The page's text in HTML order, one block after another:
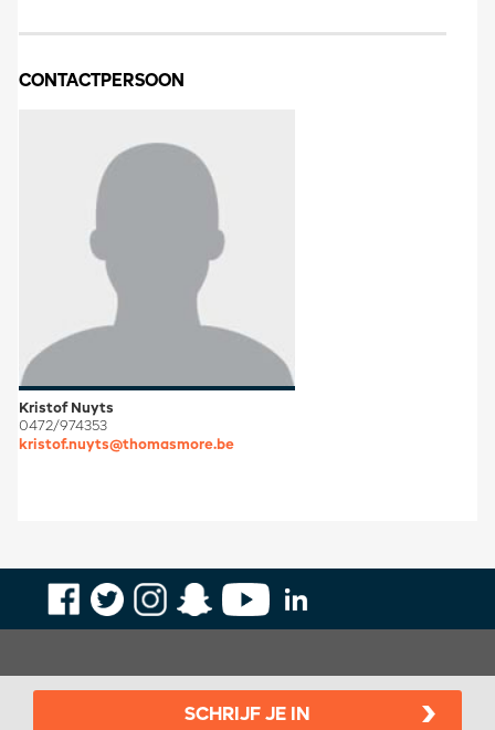
CONTACTPERSOON
Kristof Nuyts
0472/974353
kristof.nuyts@thomasmore.be
SCHRIJF JE IN